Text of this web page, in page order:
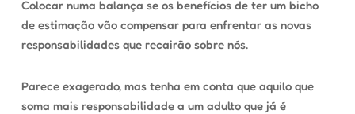
Colocar numa balança se os benefícios de ter um bicho
de estimação vão compensar para enfrentar as novas
responsabilidades que recairão sobre nós.
Parece exagerado, mas tenha em conta que aquilo que
soma mais responsabilidade a um adulto que já é